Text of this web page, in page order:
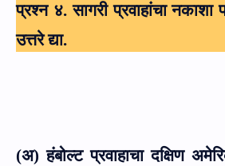
प्रश्न ४. सागरी प्रवाहांचा नकाशा
उत्तरे द्या.
(अ) हंबोल्ट प्रवाहाचा दक्षिण